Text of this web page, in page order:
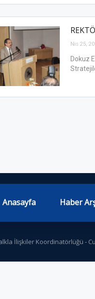
Nis 25,
Dokuz
Anasayfa Haber
İlişkiler Koordinatörlüğü -